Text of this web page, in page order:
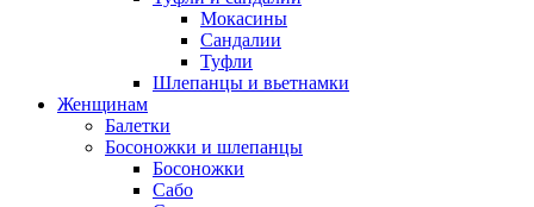
Мокасины
Сандалии
Туфли
Шлепанцы и вьетнамки
Женщинам
Балетки
Босоножки и шлепанцы
Босоножки
Сабо